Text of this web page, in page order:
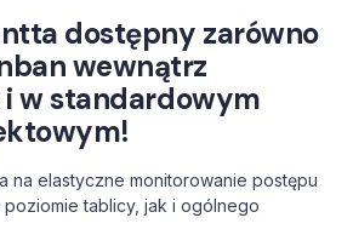
dostępny zarówno
wewnątrz
w standardowym
na elastyczne monitorowanie postępu
tablicy, jak i ogólnego